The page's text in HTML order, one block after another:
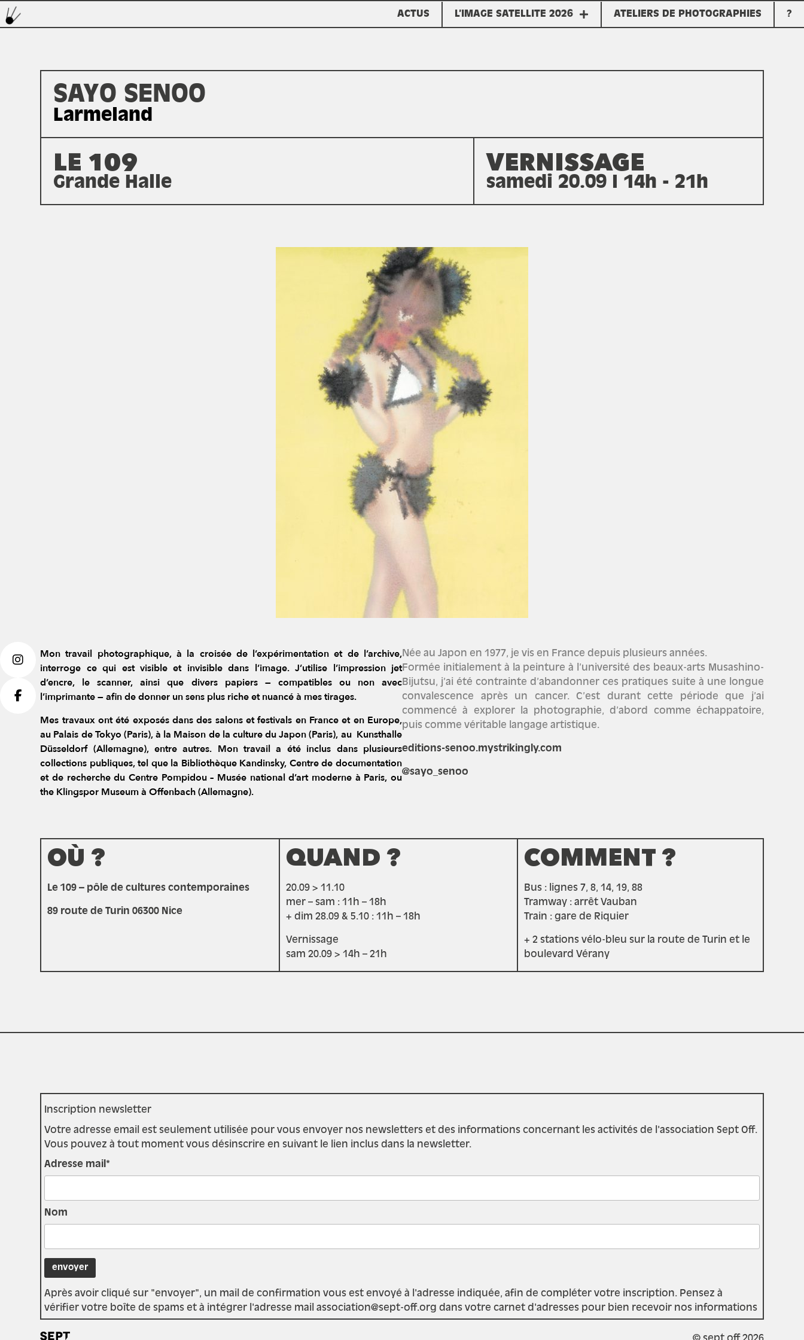
ACTUS L’IMAGE SATELLITE 2026 ATELIERS DE PHOTOGRAPHIES ?
SAYO SENOO
Larmeland
LE 109
Grande Halle
VERNISSAGE
samedi 20.09 I 14h - 21h
Mon travail photographique, à la croisée de l’expérimentation et de l’archive,
interroge ce qui est visible et invisible dans l’image. J’utilise l’impression jet
d’encre, le scanner, ainsi que divers papiers — compatibles ou non avec
l’imprimante — afin de donner un sens plus riche et nuancé à mes tirages.
Mes travaux ont été exposés dans des salons et festivals en France et en Europe,
au Palais de Tokyo (Paris), à la Maison de la culture du Japon (Paris), au Kunsthalle
Düsseldorf (Allemagne), entre autres. Mon travail a été inclus dans plusieurs
collections publiques, tel que la Bibliothèque Kandinsky, Centre de documentation
et de recherche du Centre Pompidou – Musée national d’art moderne à Paris, ou
the Klingspor Museum à Offenbach (Allemagne).
Née au Japon en 1977, je vis en France depuis plusieurs années.
Formée initialement à la peinture à l’université des beaux-arts Musashino-
Bijutsu, j’ai été contrainte d’abandonner ces pratiques suite à une longue
convalescence après un cancer. C’est durant cette période que j’ai
commencé à explorer la photographie, d’abord comme échappatoire,
puis comme véritable langage artistique.
editions-senoo.mystrikingly.com
@sayo_senoo
OÙ ?
Le 109 – pôle de cultures contemporaines
89 route de Turin 06300 Nice
QUAND ?
20.09 > 11.10
mer – sam : 11h – 18h
+ dim 28.09 & 5.10 : 11h – 18h
Vernissage
sam 20.09 > 14h – 21h
COMMENT ?
Bus : lignes 7, 8, 14, 19, 88
Tramway : arrêt Vauban
Train : gare de Riquier
+ 2 stations vélo-bleu sur la route de Turin et le
boulevard Vérany
Inscription newsletter
Votre adresse email est seulement utilisée pour vous envoyer nos newsletters et des informations concernant les activités de l'association Sept Off.
Vous pouvez à tout moment vous désinscrire en suivant le lien inclus dans la newsletter.
Adresse mail*
Nom
Après avoir cliqué sur "envoyer", un mail de confirmation vous est envoyé à l'adresse indiquée, afin de compléter votre inscription. Pensez à
vérifier votre boîte de spams et à intégrer l'adresse mail association@sept-off.org dans votre carnet d'adresses pour bien recevoir nos informations